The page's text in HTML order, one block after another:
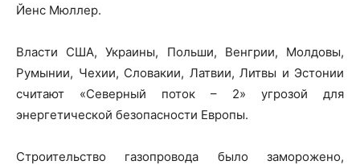
Йенс Мюллер.
Власти США, Украины, Польши, Венгрии, Молдовы,
Румынии, Чехии, Словакии, Латвии, Литвы и Эстонии
считают «Северный поток – 2» угрозой для
энергетической безопасности Европы.
Строительство газопровода было заморожено,